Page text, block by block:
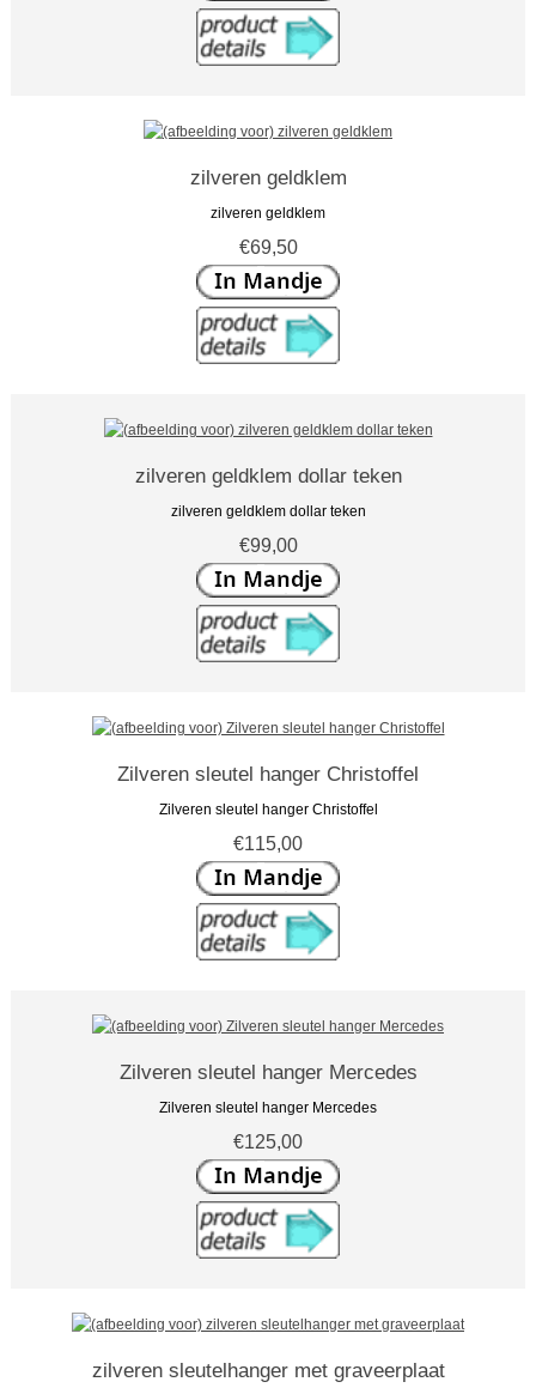
zilveren geldklem
zilveren geldklem
€69,50
zilveren geldklem dollar teken
zilveren geldklem dollar teken
€99,00
Zilveren sleutel hanger Christoffel
Zilveren sleutel hanger Christoffel
€115,00
Zilveren sleutel hanger Mercedes
Zilveren sleutel hanger Mercedes
€125,00
zilveren sleutelhanger met graveerplaat